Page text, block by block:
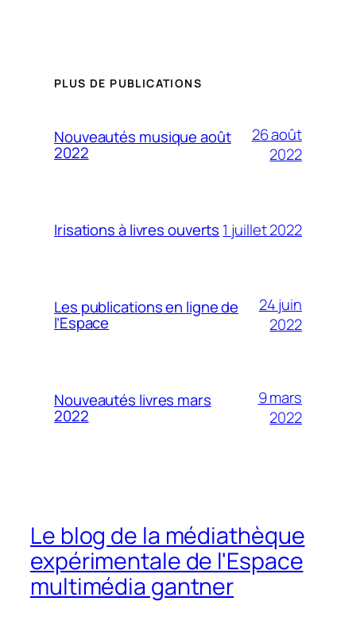
PLUS DE PUBLICATIONS
Nouveautés musique août
2022
26 août
2022
Irisations à livres ouverts 1 juillet 2022
Les publications en ligne de
l’Espace
24 juin
2022
Nouveautés livres mars
2022
9 mars
2022
Le blog de la médiathèque
expérimentale de l'Espace
multimédia gantner